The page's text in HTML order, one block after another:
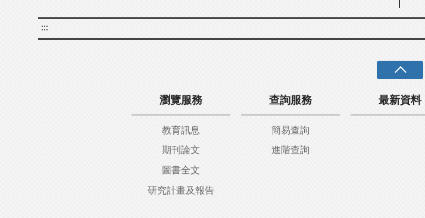
:::
瀏覽服務
教育訊息
期刊論文
圖書全文
研究計畫及報告
查詢服務
簡易查詢
進階查詢
最新資料